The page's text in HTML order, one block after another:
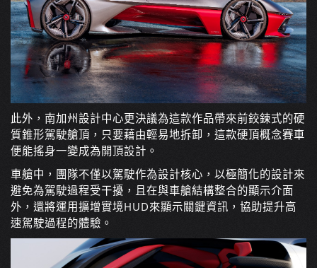
此外，南加州設計中心更決議為這款作品帶來前鉸鍊式的硬
質錐形駕駛艙頂，只要藉由輕易地拆卸，這款硬頂概念賽車
便能搖身一變成為開頂設計。
車艙中，團隊不僅以駕駛作為設計核心，以極簡化的設計來
避免為駕駛過程受干擾，且在與車艙結構整合的顯示介面
外，還將運用擴增實境HUD來顯示關鍵資訊，協助提升高
速駕駛過程的體驗。